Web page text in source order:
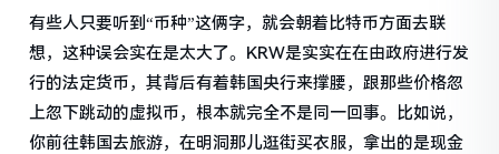
有些人只要听到“币种”这俩字，就会朝着比特币方面去联
想，这种误会实在是太大了。KRW是实实在在由政府进行发
行的法定货币，其背后有着韩国央行来撑腰，跟那些价格忽
上忽下跳动的虚拟币，根本就完全不是同一回事。比如说，
你前往韩国去旅游，在明洞那儿逛街买衣服，拿出的是现金